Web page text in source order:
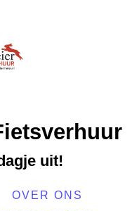
uit!
OVER ONS